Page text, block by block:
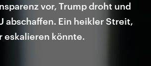
vor, Trump droht und
abschaffen. Ein heikler Streit,
eskalieren könnte.